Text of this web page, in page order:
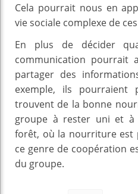
Cela pourrait nous en
vie sociale complexe de
En plus de décider
communication pourrait
partager des
exemple, ils pourraient
trouvent de la bonne
groupe à rester uni et à
forêt, où la nourriture est
ce genre de coopération
du groupe.